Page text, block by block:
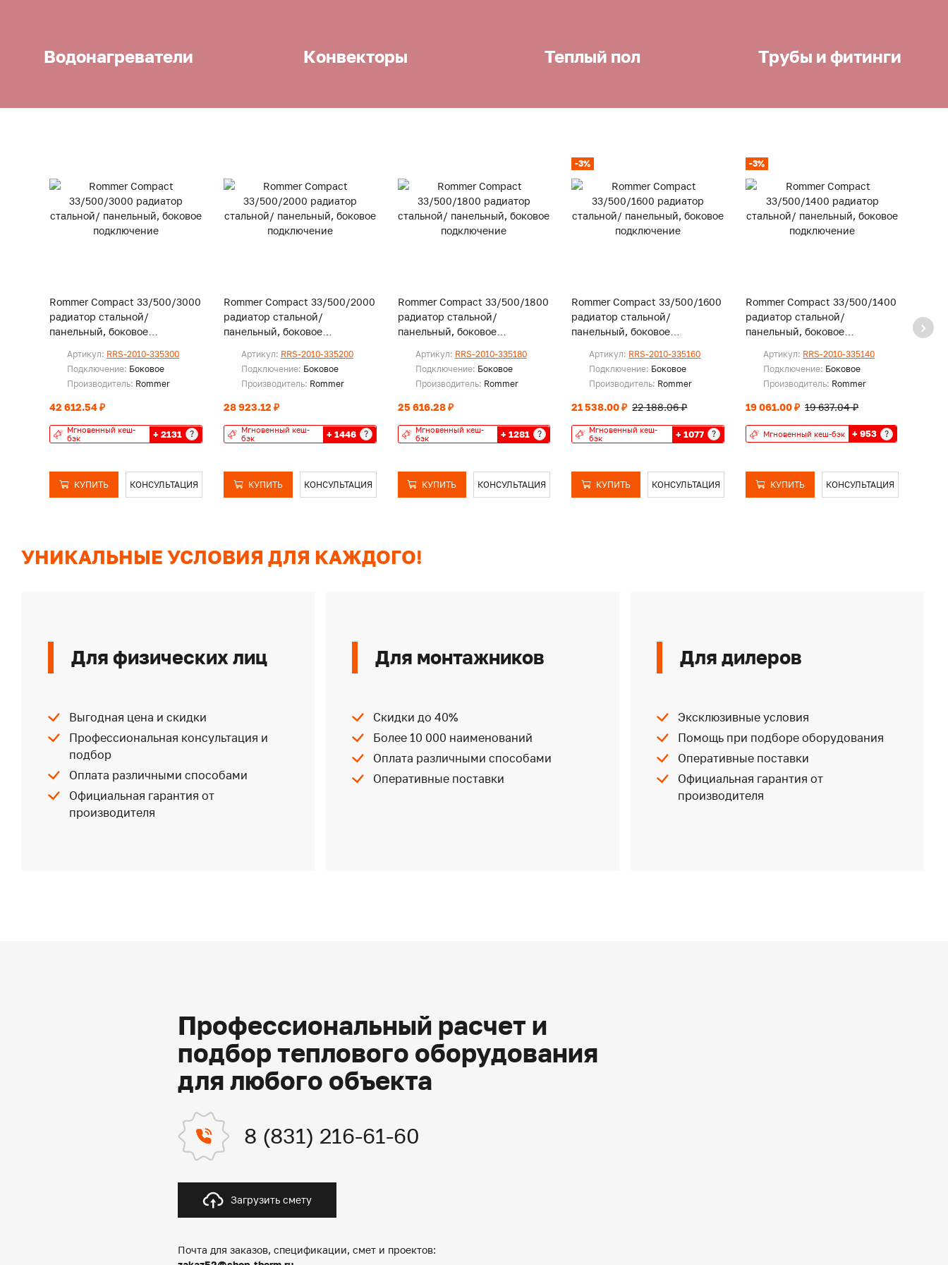
Водонагреватели Конвекторы Теплый пол Трубы и фитинги
Rommer Compact 33/500/3000
радиатор стальной/
панельный, боковое
Артикул: RRS-2010-335300
Подключение: Боковое
Производитель: Rommer
42 612.54 ₽
Мгновенный кеш-
бэк
+ 2131 ?
КУПИТЬ КОНСУЛЬТАЦИЯ
Rommer Compact 33/500/2000
радиатор стальной/
панельный, боковое
Артикул: RRS-2010-335200
Подключение: Боковое
Производитель: Rommer
28 923.12 ₽
Мгновенный кеш-
бэк
+ 1446 ?
КУПИТЬ КОНСУЛЬТАЦИЯ
Rommer Compact 33/500/1800
радиатор стальной/
панельный, боковое
Артикул: RRS-2010-335180
Подключение: Боковое
Производитель: Rommer
25 616.28 ₽
Мгновенный кеш-
бэк
+ 1281 ?
КУПИТЬ КОНСУЛЬТАЦИЯ
-3%
Rommer Compact 33/500/1600
радиатор стальной/
панельный, боковое
Артикул: RRS-2010-335160
Подключение: Боковое
Производитель: Rommer
21 538.00 ₽ 22 188.06 ₽
Мгновенный кеш-
бэк
+ 1077 ?
КУПИТЬ КОНСУЛЬТАЦИЯ
-3%
Rommer Compact 33/500/1400
радиатор стальной/
панельный, боковое
Артикул: RRS-2010-335140
Подключение: Боковое
Производитель: Rommer
19 061.00 ₽ 19 637.04 ₽
Мгновенный кеш-бэк + 953 ?
КУПИТЬ КОНСУЛЬТАЦИЯ
УНИКАЛЬНЫЕ УСЛОВИЯ ДЛЯ КАЖДОГО!
Для физических лиц
Выгодная цена и скидки
Профессиональная консультация и
подбор
Оплата различными способами
Официальная гарантия от
производителя
Для монтажников
Скидки до 40%
Более 10 000 наименований
Оплата различными способами
Оперативные поставки
Для дилеров
Эксклюзивные условия
Помощь при подборе оборудования
Оперативные поставки
Официальная гарантия от
производителя
Профессиональный расчет и
подбор теплового оборудования
для любого объекта
8 (831) 216-61-60
Загрузить смету
Почта для заказов, спецификации, смет и проектов: